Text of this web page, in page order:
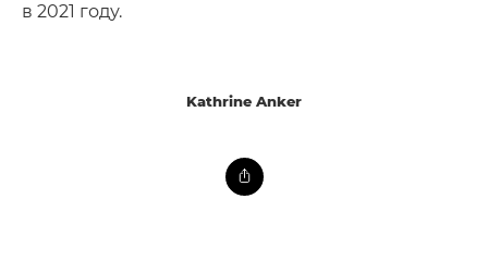
в 2021 году.
Kathrine Anker